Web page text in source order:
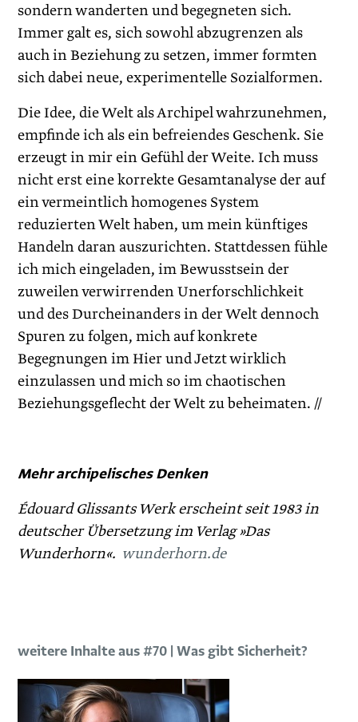
sondern wanderten und begegneten sich.
Immer galt es, sich sowohl abzugrenzen als
auch in Beziehung zu setzen, immer formten
sich dabei neue, experimentelle Sozialformen.
Die Idee, die Welt als Archipel wahrzunehmen,
empfinde ich als ein befreiendes Geschenk. Sie
erzeugt in mir ein Gefühl der Weite. Ich muss
nicht erst eine korrekte Gesamtanalyse der auf
ein vermeintlich homogenes System
reduzierten Welt haben, um mein künftiges
Handeln daran auszurichten. Stattdessen fühle
ich mich eingeladen, im Bewusstsein der
zuweilen verwirrenden Unerforschlichkeit
und des Durcheinanders in der Welt dennoch
Spuren zu folgen, mich auf konkrete
Begegnungen im Hier und Jetzt wirklich
einzulassen und mich so im chaotischen
Beziehungsgeflecht der Welt zu beheimaten. //
Mehr archipelisches Denken
Édouard Glissants Werk erscheint seit 1983 in
deutscher Übersetzung im Verlag »Das
Wunderhorn«. wunderhorn.de
weitere Inhalte aus #70 | Was gibt Sicherheit?